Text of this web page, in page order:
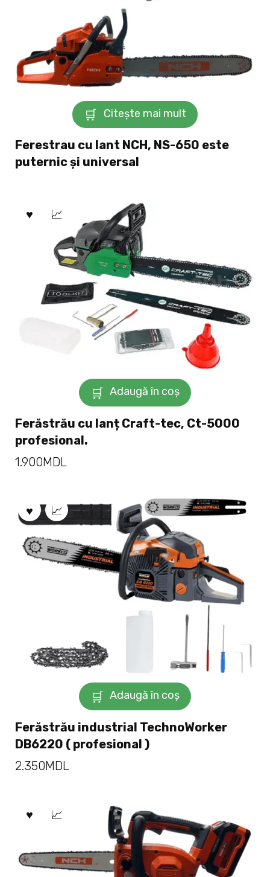
Citește mai mult
Ferestrau cu lant NCH, NS-650 este
puternic și universal
Adaugă în coș
Ferăstrău cu lanț Craft-tec, Ct-5000
profesional.
1.900MDL
Adaugă în coș
Ferăstrău industrial TechnoWorker
DB6220 ( profesional )
2.350MDL